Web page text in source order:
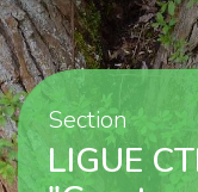
Section
LIGUE